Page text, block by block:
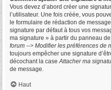
Vous devez d’abord créer une
l’utilisateur. Une fois créée, vous
le formulaire de rédaction de
signature par défaut à tous vos
ma signature » à partir du panneau
forum --> Modifier les préférences de
toujours empêcher une signature
décochant la caseAttacher ma
de message.
Haut